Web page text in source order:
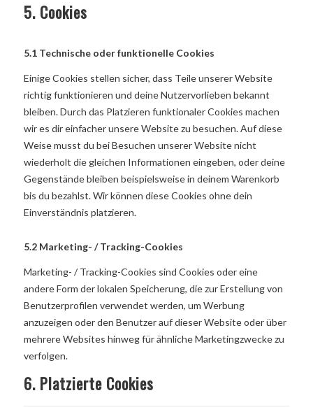
5. Cookies
5.1 Technische oder funktionelle Cookies
Einige Cookies stellen sicher, dass Teile unserer Website
richtig funktionieren und deine Nutzervorlieben bekannt
bleiben. Durch das Platzieren funktionaler Cookies machen
wir es dir einfacher unsere Website zu besuchen. Auf diese
Weise musst du bei Besuchen unserer Website nicht
wiederholt die gleichen Informationen eingeben, oder deine
Gegenstände bleiben beispielsweise in deinem Warenkorb
bis du bezahlst. Wir können diese Cookies ohne dein
Einverständnis platzieren.
5.2 Marketing- / Tracking-Cookies
Marketing- / Tracking-Cookies sind Cookies oder eine
andere Form der lokalen Speicherung, die zur Erstellung von
Benutzerprofilen verwendet werden, um Werbung
anzuzeigen oder den Benutzer auf dieser Website oder über
mehrere Websites hinweg für ähnliche Marketingzwecke zu
verfolgen.
6. Platzierte Cookies